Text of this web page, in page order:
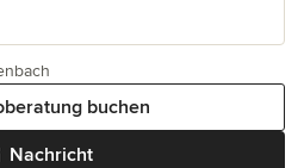
Nachricht
buchen